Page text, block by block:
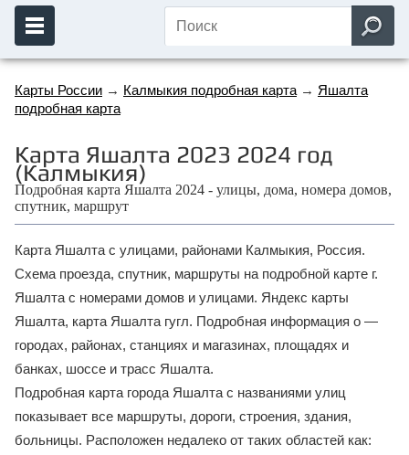
Карты России → Калмыкия подробная карта → Яшалта
подробная карта
Карта Яшалта 2023 2024 год
(Калмыкия)
Подробная карта Яшалта 2024 - улицы, дома, номера домов,
спутник, маршрут
Карта Яшалта с улицами, районами Калмыкия, Россия.
Схема проезда, спутник, маршруты на подробной карте г.
Яшалта с номерами домов и улицами. Яндекс карты
Яшалта, карта Яшалта гугл. Подробная информация о —
городах, районах, станциях и магазинах, площадях и
банках, шоссе и трасс Яшалта.
Подробная карта города Яшалта с названиями улиц
показывает все маршруты, дороги, строения, здания,
больницы. Расположен недалеко от таких областей как: